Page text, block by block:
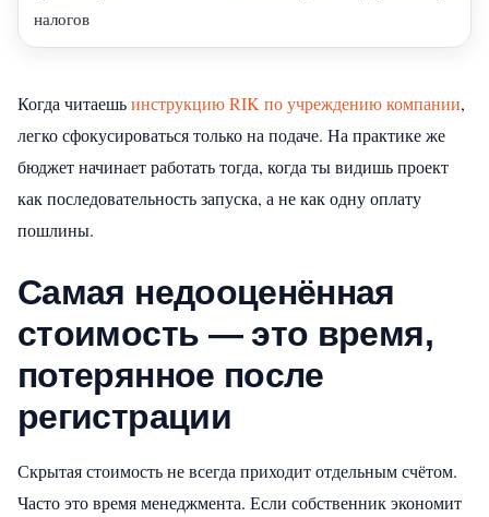
налогов
Когда читаешьинструкцию RIK по учреждению компании,
легко сфокусироваться только на подаче. На практике же
бюджет начинает работать тогда, когда ты видишь проект
как последовательность запуска, а не как одну оплату
пошлины.
Самая недооценённая
стоимость — это время,
потерянное после
регистрации
Скрытая стоимость не всегда приходит отдельным счётом.
Часто это время менеджмента. Если собственник экономит